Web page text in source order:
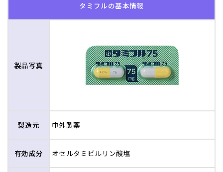
町、大島郡知名町、大島郡徳
之島町、大島郡大和村、大島
郡和泊町
日数
4日目
石垣市、島尻郡久米島町、宮
古島市
タミフルの基本情報
製品写真
製造元 中外製薬
有効成分 オセルタミビルリン酸塩